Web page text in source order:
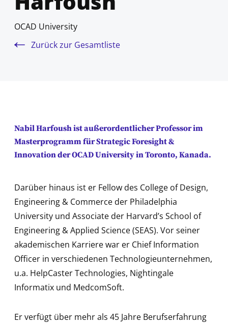
OCAD University
Zurück zur Gesamtliste
Nabil Harfoush ist außerordentlicher Professor im
Masterprogramm für Strategic Foresight &
Innovation der OCAD University in Toronto, Kanada.
Darüber hinaus ist er Fellow des College of Design,
Engineering & Commerce der Philadelphia
University und Associate der Harvard’s School of
Engineering & Applied Science (SEAS). Vor seiner
akademischen Karriere war er Chief Information
Officer in verschiedenen Technologieunternehmen,
u.a. HelpCaster Technologies, Nightingale
Informatix und MedcomSoft.
Er verfügt über mehr als 45 Jahre Berufserfahrung